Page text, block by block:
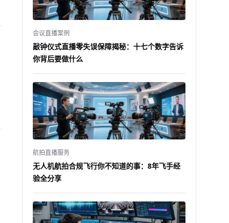
会议直播案例
敲钟仪式直播零失误保障揭秘：十七个数字告诉
你背后要做什么
航拍直播服务
无人机航拍合规飞行你不知道的事：8年飞手经
验全分享